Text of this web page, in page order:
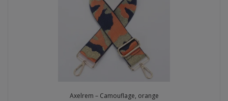
Axelrem – Camouflage, orange